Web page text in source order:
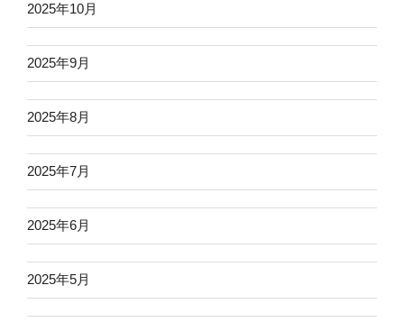
2025年10月
2025年9月
2025年8月
2025年7月
2025年6月
2025年5月